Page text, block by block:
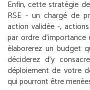
Enfin, cette stratégie
RSE - un chargé de
action validée -,
par ordre
élaborerez un budget
déciderez d’y
déploiement de votre
qui pourront être